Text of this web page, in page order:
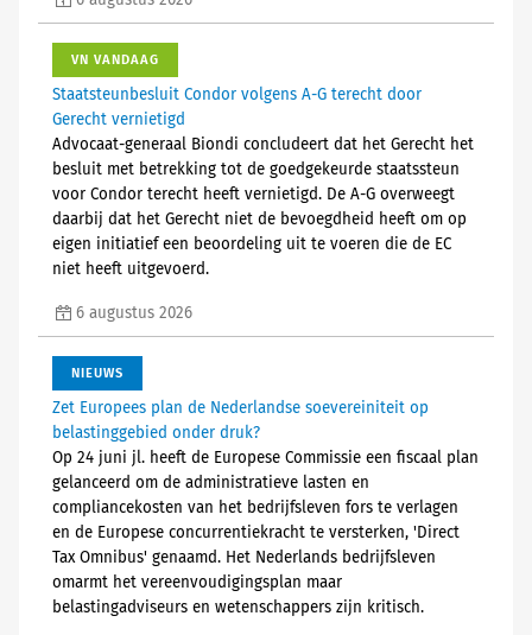
VN VANDAAG
Staatsteunbesluit Condor volgens A-G terecht door
Gerecht vernietigd
Advocaat-generaal Biondi concludeert dat het Gerecht het
besluit met betrekking tot de goedgekeurde staatssteun
voor Condor terecht heeft vernietigd. De A-G overweegt
daarbij dat het Gerecht niet de bevoegdheid heeft om op
eigen initiatief een beoordeling uit te voeren die de EC
niet heeft uitgevoerd.
6 augustus 2026
NIEUWS
Zet Europees plan de Nederlandse soevereiniteit op
belastinggebied onder druk?
Op 24 juni jl. heeft de Europese Commissie een fiscaal plan
gelanceerd om de administratieve lasten en
compliancekosten van het bedrijfsleven fors te verlagen
en de Europese concurrentiekracht te versterken, 'Direct
Tax Omnibus' genaamd. Het Nederlands bedrijfsleven
omarmt het vereenvoudigingsplan maar
belastingadviseurs en wetenschappers zijn kritisch.